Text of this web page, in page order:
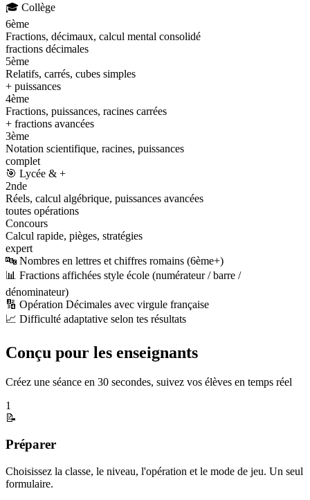
🎓 Collège
6ème
Fractions, décimaux, calcul mental consolidé
fractions décimales
5ème
Relatifs, carrés, cubes simples
+ puissances
4ème
Fractions, puissances, racines carrées
+ fractions avancées
3ème
Notation scientifique, racines, puissances
complet
🎯 Lycée & +
2nde
Réels, calcul algébrique, puissances avancées
toutes opérations
Concours
Calcul rapide, pièges, stratégies
expert
🔤 Nombres en lettres et chiffres romains (6ème+)
📊 Fractions affichées style école (numérateur / barre /
dénominateur)
🔢 Opération Décimales avec virgule française
📈 Difficulté adaptative selon tes résultats
Conçu pour les enseignants
Créez une séance en 30 secondes, suivez vos élèves en temps réel
1
📝
Préparer
Choisissez la classe, le niveau, l'opération et le mode de jeu. Un seul
formulaire.